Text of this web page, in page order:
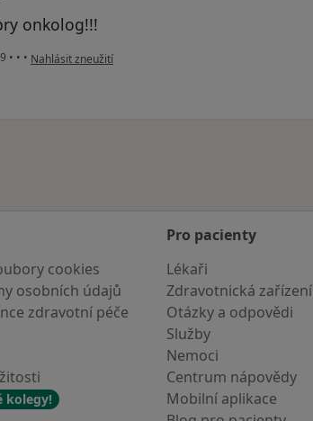
onkolog!!!
• • • podle názoru uživatele Pacient
Nahlásit zneužití
cookies
osobních údajů
zdravotní péče
kolegy!
Pro pacienty
Lékaři
Zdravotnická zařízení
Otázky a odpovědi
Služby
Nemoci
Centrum nápovědy
Mobilní aplikace